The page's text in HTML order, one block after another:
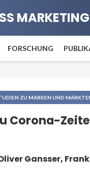
FORSCHUNG
ZU MARKEN UND
Corona-
Gansser,